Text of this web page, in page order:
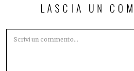
LASCIA UN